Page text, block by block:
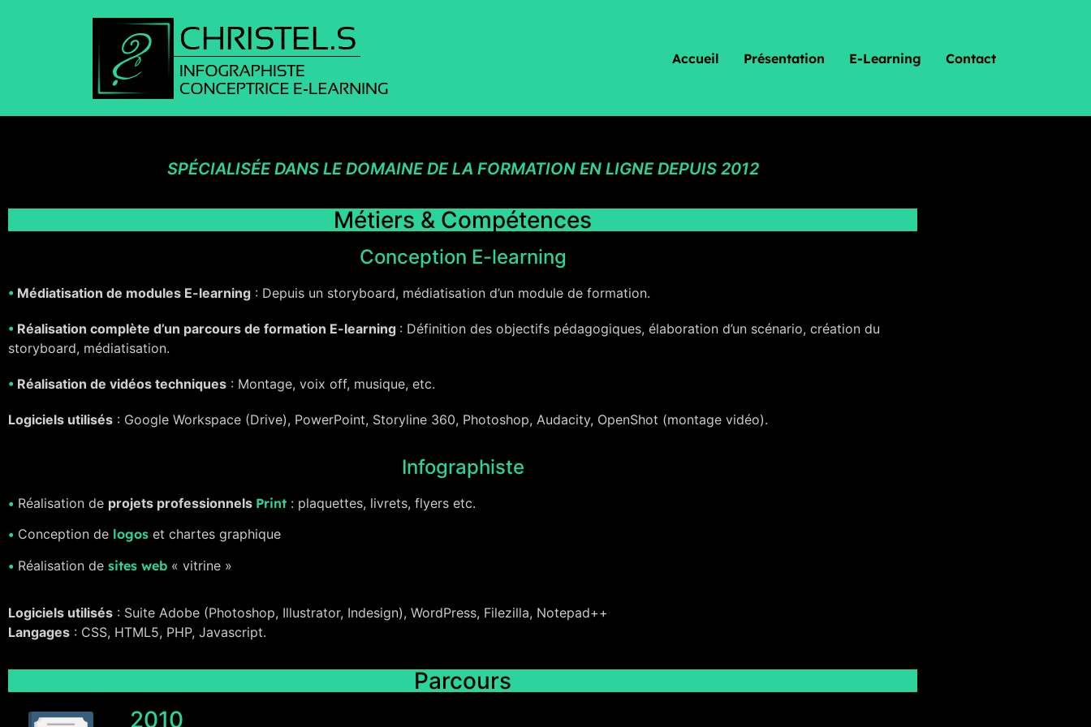
Accueil Présentation E-Learning Contact
SPÉCIALISÉE DANS LE DOMAINE DE LA FORMATION EN LIGNE DEPUIS 2012
Métiers & Compétences
Conception E-learning
• Médiatisation de modules E-learning : Depuis un storyboard, médiatisation d’un module de formation.
• Réalisation complète d’un parcours de formation E-learning : Définition des objectifs pédagogiques, élaboration d’un scénario, création du
storyboard, médiatisation.
• Réalisation de vidéos techniques : Montage, voix off, musique, etc.
Logiciels utilisés : Google Workspace (Drive), PowerPoint, Storyline 360, Photoshop, Audacity, OpenShot (montage vidéo).
Infographiste
• Réalisation de projets professionnels Print : plaquettes, livrets, flyers etc.
• Conception de logos et chartes graphique
• Réalisation de sites web « vitrine »
Logiciels utilisés : Suite Adobe (Photoshop, Illustrator, Indesign), WordPress, Filezilla, Notepad++
Langages : CSS, HTML5, PHP, Javascript.
Parcours
2010